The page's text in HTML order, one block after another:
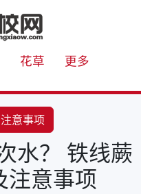
花草 更多
注意事项
水？ 铁线蕨
注意事项